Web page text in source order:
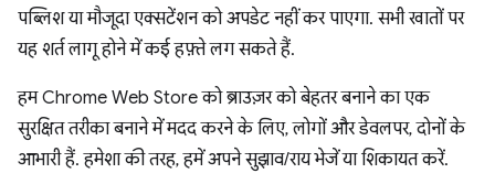
पब्लिश या मौजूदा एक्सटेंशन को अपडेट नहीं कर पाएगा. सभी खातों पर
यह शर्त लागू होने में कई हफ़्ते लग सकते हैं.
हम Chrome Web Store को ब्राउज़र को बेहतर बनाने का एक
सुरक्षित तरीका बनाने में मदद करने के लिए, लोगों और डेवलपर, दोनों के
आभारी हैं. हमेशा की तरह, हमें अपने सुझाव/राय भेजें या शिकायत करें.